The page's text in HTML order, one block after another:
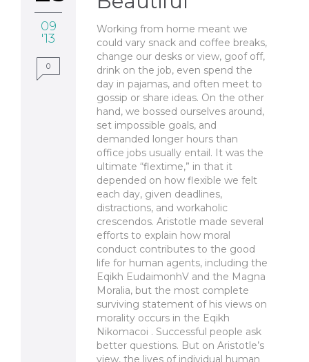
09
'13
0
Working from home meant we
could vary snack and coffee breaks,
change our desks or view, goof off,
drink on the job, even spend the
day in pajamas, and often meet to
gossip or share ideas. On the other
hand, we bossed ourselves around,
set impossible goals, and
demanded longer hours than
office jobs usually entail. It was the
ultimate “flextime,” in that it
depended on how flexible we felt
each day, given deadlines,
distractions, and workaholic
crescendos. Aristotle made several
efforts to explain how moral
conduct contributes to the good
life for human agents, including the
Eqikh EudaimonhV and the Magna
Moralia, but the most complete
surviving statement of his views on
morality occurs in the Eqikh
Nikomacoi . Successful people ask
better questions. But on Aristotle’s
view, the lives of individual human